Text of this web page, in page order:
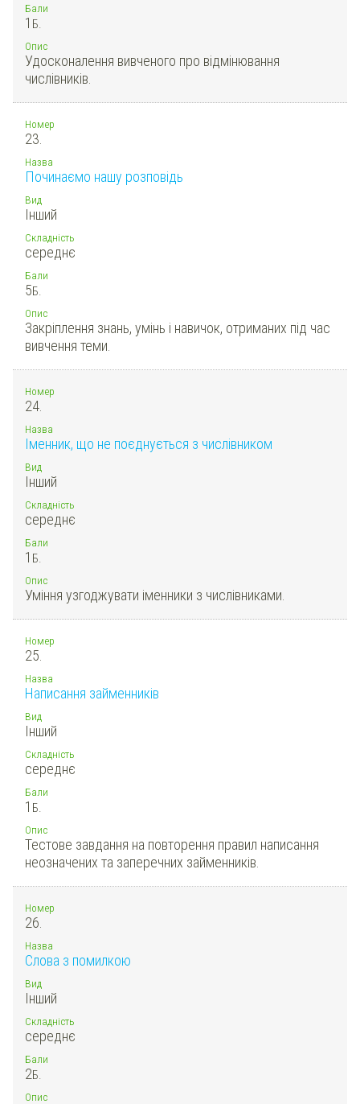
Бали
1 Б.
Опис
Удосконалення вивченого про відмінювання
числівників.
Номер
23.
Назва
Починаємо нашу розповідь
Вид
Інший
Складність
середнє
Бали
5Б.
Опис
Закріплення знань, умінь і навичок, отриманих під час
вивчення теми.
Номер
24.
Назва
Іменник, що не поєднується з числівником
Вид
Інший
Складність
середнє
Бали
1 Б.
Опис
Уміння узгоджувати іменники з числівниками.
Номер
25.
Назва
Написання займенників
Вид
Інший
Складність
середнє
Бали
1 Б.
Опис
Тестове завдання на повторення правил написання
неозначених та заперечних займенників.
Номер
26.
Назва
Слова з помилкою
Вид
Інший
Складність
середнє
Бали
2Б.
Опис